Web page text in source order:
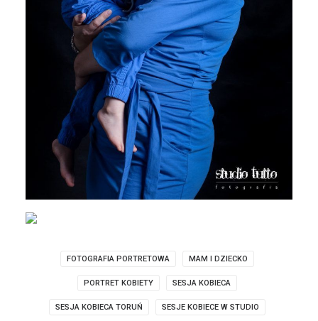
FOTOGRAFIA PORTRETOWA MAM I DZIECKO
PORTRET KOBIETY SESJA KOBIECA
SESJA KOBIECA TORUŃ SESJE KOBIECE W STUDIO